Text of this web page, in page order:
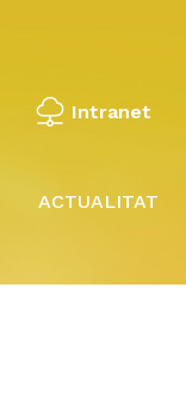
Intranet
ACTUALITAT